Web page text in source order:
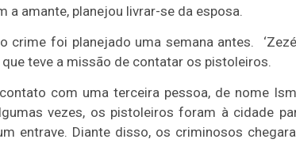
a amante, planejou livrar-se da esposa.
crime foi planejado uma semana antes.
teve a missão de contatar os pistoleiros.
com uma terceira pessoa, de nome
vezes, os pistoleiros foram à cidade
entrave. Diante disso, os criminosos